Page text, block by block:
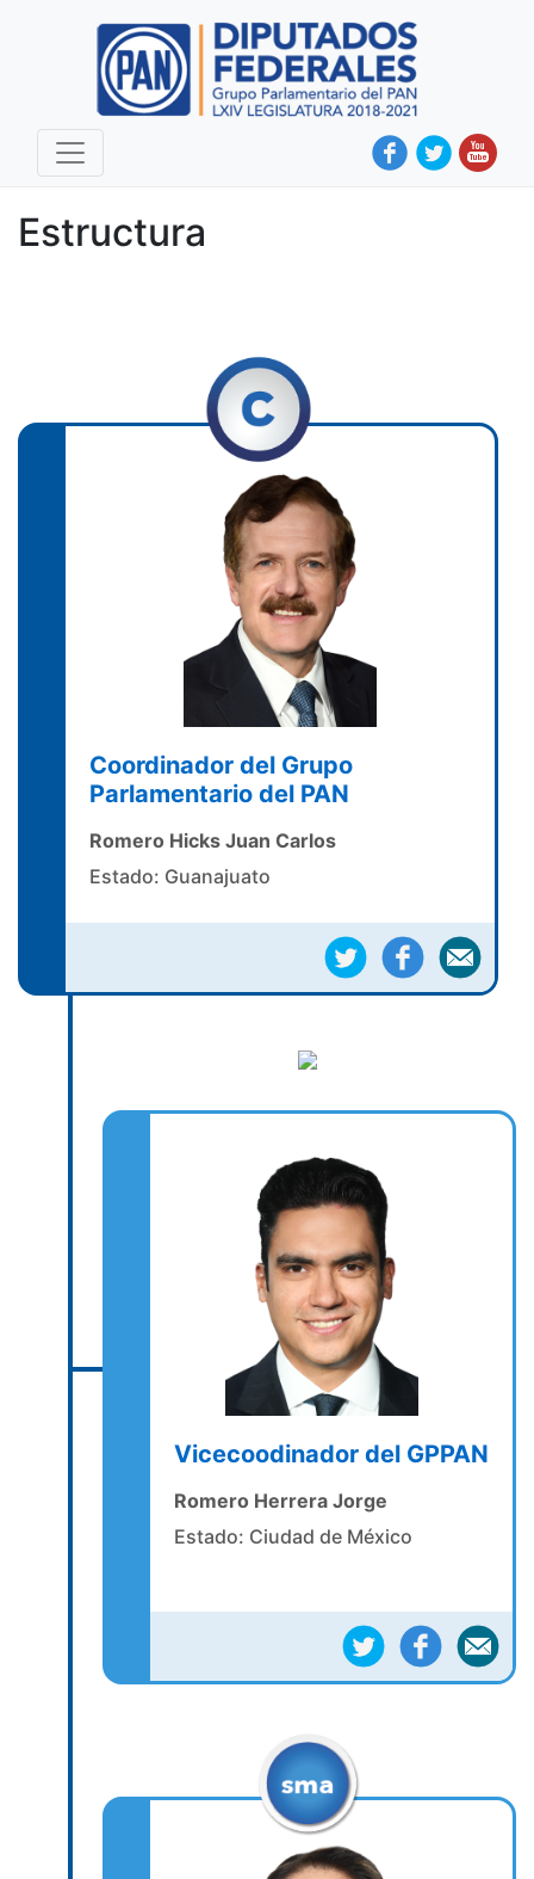
Estructura
Coordinador del Grupo
Parlamentario del PAN
Romero Hicks Juan Carlos
Estado: Guanajuato
Vicecoodinador del GPPAN
Romero Herrera Jorge
Estado: Ciudad de México